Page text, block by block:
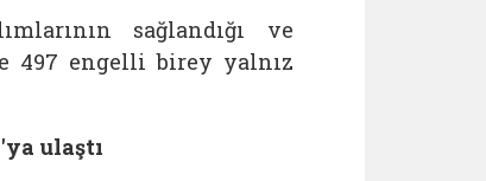
sağlandığı ve
497 engelli birey yalnız
ulaştı